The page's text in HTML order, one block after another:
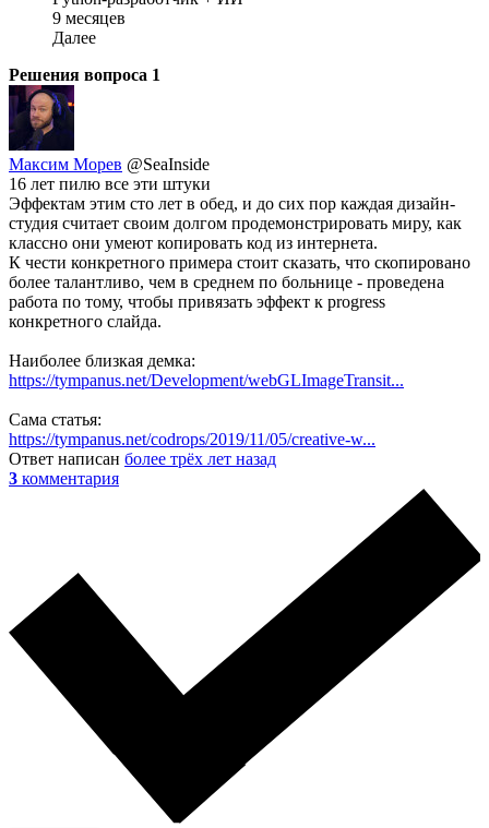
9 месяцев
Далее
Решения вопроса 1
Максим Морев @SeaInside
16 лет пилю все эти штуки
Эффектам этим сто лет в обед, и до сих пор каждая дизайн-
студия считает своим долгом продемонстрировать миру, как
классно они умеют копировать код из интернета.
К чести конкретного примера стоит сказать, что скопировано
более талантливо, чем в среднем по больнице - проведена
работа по тому, чтобы привязать эффект к progress
конкретного слайда.
Наиболее близкая демка:
https://tympanus.net/Development/webGLImageTransit...
Сама статья:
https://tympanus.net/codrops/2019/11/05/creative-w...
Ответ написан более трёх лет назад
3 комментария